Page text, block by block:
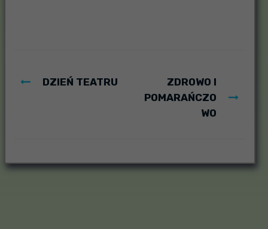
DZIEŃ TEATRU
ZDROWO I
POMARAŃCZO
WO